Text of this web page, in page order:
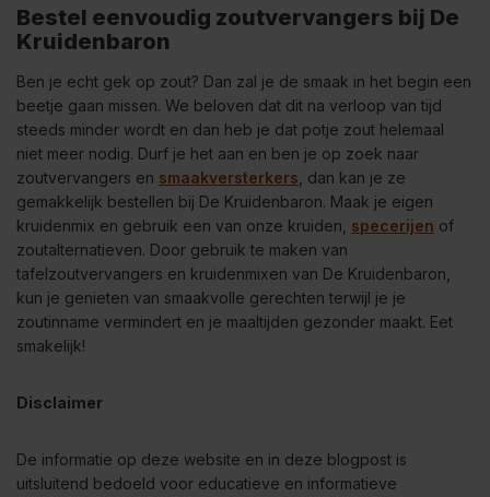
Bestel eenvoudig zoutvervangers bij De
Kruidenbaron
Ben je echt gek op zout? Dan zal je de smaak in het begin een
beetje gaan missen. We beloven dat dit na verloop van tijd
steeds minder wordt en dan heb je dat potje zout helemaal
niet meer nodig. Durf je het aan en ben je op zoek naar
zoutvervangers en smaakversterkers , dan kan je ze
gemakkelijk bestellen bij De Kruidenbaron. Maak je eigen
kruidenmix en gebruik een van onze kruiden, specerijen of
zoutalternatieven. Door gebruik te maken van
tafelzoutvervangers en kruidenmixen van De Kruidenbaron,
kun je genieten van smaakvolle gerechten terwijl je je
zoutinname vermindert en je maaltijden gezonder maakt. Eet
smakelijk!
Disclaimer
De informatie op deze website en in deze blogpost is
uitsluitend bedoeld voor educatieve en informatieve